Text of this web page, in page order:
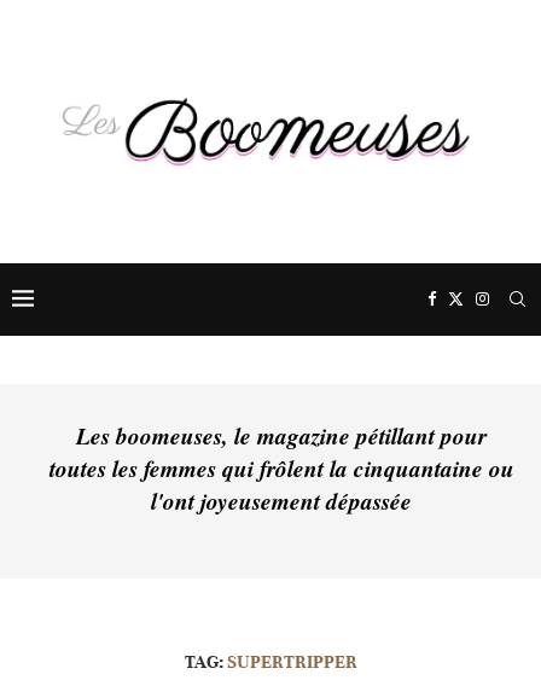
Les boomeuses, le magazine pétillant pour
toutes les femmes qui frôlent la cinquantaine ou
l'ont joyeusement dépassée
TAG:SUPERTRIPPER